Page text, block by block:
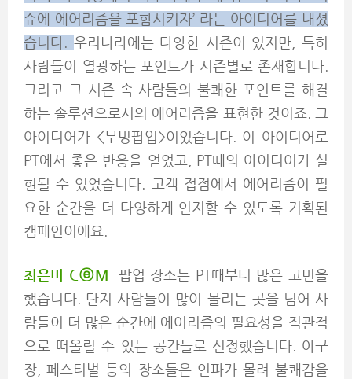
슈에 에어리즘을 포함시키자’ 라는 아이디어를 내셨
습니다. 우리나라에는 다양한 시즌이 있지만, 특히
사람들이 열광하는 포인트가 시즌별로 존재합니다.
그리고 그 시즌 속 사람들의 불쾌한 포인트를 해결
하는 솔루션으로서의 에어리즘을 표현한 것이죠. 그
아이디어가 <무빙팝업>이었습니다. 이 아이디어로
PT에서 좋은 반응을 얻었고, PT때의 아이디어가 실
현될 수 있었습니다. 고객 접점에서 에어리즘이 필
요한 순간을 더 다양하게 인지할 수 있도록 기획된
캠페인이에요.
최은비 CⓔM 팝업 장소는 PT때부터 많은 고민을
했습니다. 단지 사람들이 많이 몰리는 곳을 넘어 사
람들이 더 많은 순간에 에어리즘의 필요성을 직관적
으로 떠올릴 수 있는 공간들로 선정했습니다. 야구
장, 페스티벌 등의 장소들은 인파가 몰려 불쾌감을